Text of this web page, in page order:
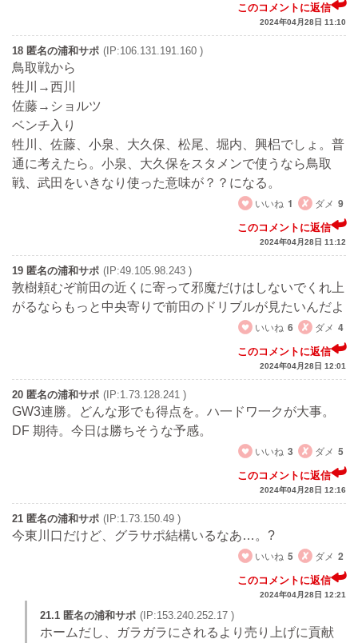
このコメントに返信
2024年04月28日 11:10
18 匿名の浦和サポ (IP:106.131.191.160 )
鳥取戦から
牲川→西川
佐藤→ショルツ
ベンチ入り
牲川、佐藤、小泉、大久保、松尾、堀内、興梠でしょ。普
通に考えたら。小泉、大久保をスタメンで使うなら鳥取
戦、武田をいきなり使った意味が？？になる。
いいね 1 ダメ 9
このコメントに返信
2024年04月28日 11:12
19 匿名の浦和サポ (IP:49.105.98.243 )
敦樹頼むぞ前田の近くに寄って邪魔だけはしないでくれ上
がるならもっと中央寄りで前田のドリブルが見たいんだよ
いいね 6 ダメ 4
このコメントに返信
2024年04月28日 12:01
20 匿名の浦和サポ (IP:1.73.128.241 )
GW3連勝。どんな形でも得点を。ハ一ドワ一クが大事。
DF 期待。今日は勝ちそうな予感。
いいね 3 ダメ 5
このコメントに返信
2024年04月28日 12:16
21 匿名の浦和サポ (IP:1.73.150.49 )
今東川口だけど、グラサポ結構いるなあ…。?
いいね 5 ダメ 2
このコメントに返信
2024年04月28日 12:21
21.1 匿名の浦和サポ (IP:153.240.252.17 )
ホームだし、ガラガラにされるより売り上げに貢献